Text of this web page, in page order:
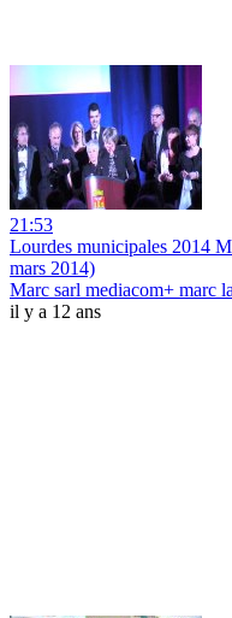
21:53
Lourdes municipales 2014
mars 2014)
Marc sarl mediacom+ marc
il y a 12 ans